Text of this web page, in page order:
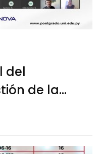
del
de la